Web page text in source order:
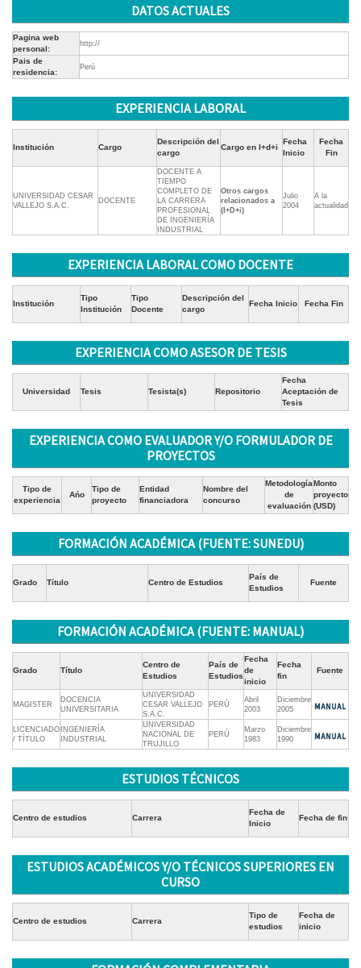
DATOS ACTUALES
Pagina web
personal:
http://
Pais de
residencia:
Perú
EXPERIENCIA LABORAL
Institución Cargo
Descripción del
cargo
Cargo en I+d+i
Fecha
Inicio
Fecha
Fin
UNIVERSIDAD CESAR
VALLEJO S.A.C.
DOCENTE
DOCENTE A
TIEMPO
COMPLETO DE
LA CARRERA
PROFESIONAL
DE INGENIERÍA
INDUSTRIAL
Otros cargos
relacionados a
(I+D+i)
Julio
2004
A la
actualidad
EXPERIENCIA LABORAL COMO DOCENTE
Institución
Tipo
Institución
Tipo
Docente
Descripción del
cargo
Fecha Inicio Fecha Fin
EXPERIENCIA COMO ASESOR DE TESIS
Universidad Tesis Tesista(s) Repositorio
Fecha
Aceptación de
Tesis
EXPERIENCIA COMO EVALUADOR Y/O FORMULADOR DE
PROYECTOS
Tipo de
experiencia
Ańo
Tipo de
proyecto
Entidad
financiadora
Nombre del
concurso
Metodología
de
evaluación
Monto
proyecto
(USD)
FORMACIÓN ACADÉMICA (FUENTE: SUNEDU)
Grado Título Centro de Estudios
País de
Estudios
Fuente
FORMACIÓN ACADÉMICA (FUENTE: MANUAL)
Grado Título
Centro de
Estudios
País de
Estudios
Fecha
de
inicio
Fecha
fin
Fuente
MAGISTER
DOCENCIA
UNIVERSITARIA
UNIVERSIDAD
CESAR VALLEJO
S.A.C.
PERÚ
Abril
2003
Diciembre
2005
LICENCIADO
/ TÍTULO
INGENIERÍA
INDUSTRIAL
UNIVERSIDAD
NACIONAL DE
TRUJILLO
PERÚ
Marzo
1983
Diciembre
1990
ESTUDIOS TÉCNICOS
Centro de estudios Carrera
Fecha de
Inicio
Fecha de fin
ESTUDIOS ACADÉMICOS Y/O TÉCNICOS SUPERIORES EN
CURSO
Centro de estudios Carrera
Tipo de
estudios
Fecha de
inicio